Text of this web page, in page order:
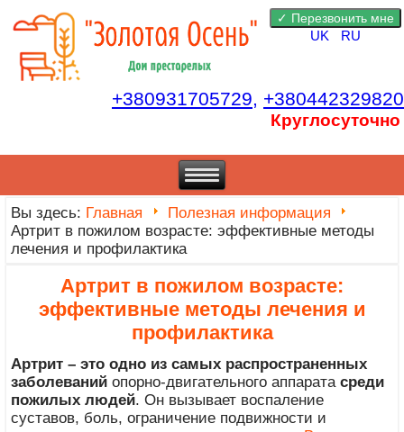
UK RU
+380931705729, +380442329820
Круглосуточно
Вы здесь: Главная
Полезная информация
Артрит в пожилом возрасте: эффективные методы
лечения и профилактика
Артрит в пожилом возрасте:
эффективные методы лечения и
профилактика
Артрит – это одно из самых распространенных
заболеваний опорно-двигательного аппаратасреди
пожилых людей. Он вызывает воспаление
суставов, боль, ограничение подвижности и